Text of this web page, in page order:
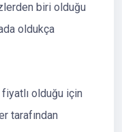
biri olduğu
oldukça
olduğu için
tarafından